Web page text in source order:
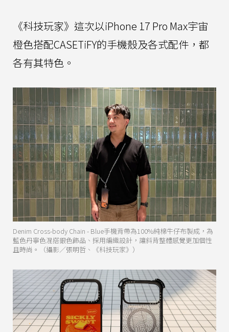
《科技玩家》這次以iPhone 17 Pro Max宇宙
橙色搭配CASETiFY的手機殼及各式配件，都
各有其特色。
Denim Cross-body Chain - Blue手機背帶為100%純棉牛仔布製成，為
藍色丹寧色混搭銀色飾品、採用編織設計，讓斜背整體感覺更加個性
且時尚。（攝影／張明哲、《科技玩家》）